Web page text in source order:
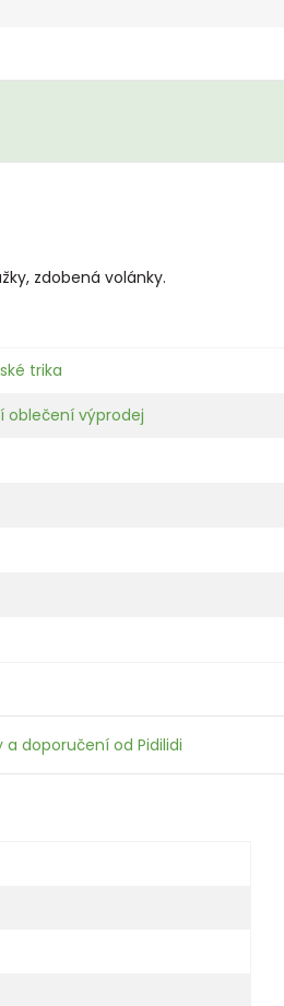
zdobená volánky.
trika
oblečení výprodej
doporučení od Pidilidi